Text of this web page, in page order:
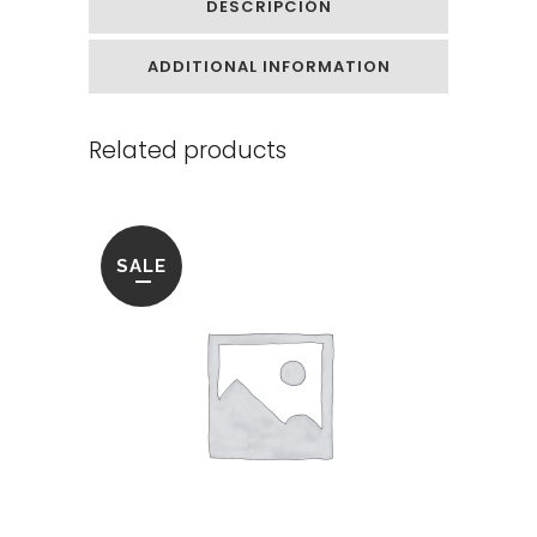
DESCRIPCIÓN
ADDITIONAL INFORMATION
Related products
SALE